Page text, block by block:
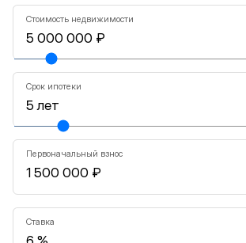
Стоимость недвижимости
Срок ипотеки
Первоначальный взнос
Ставка